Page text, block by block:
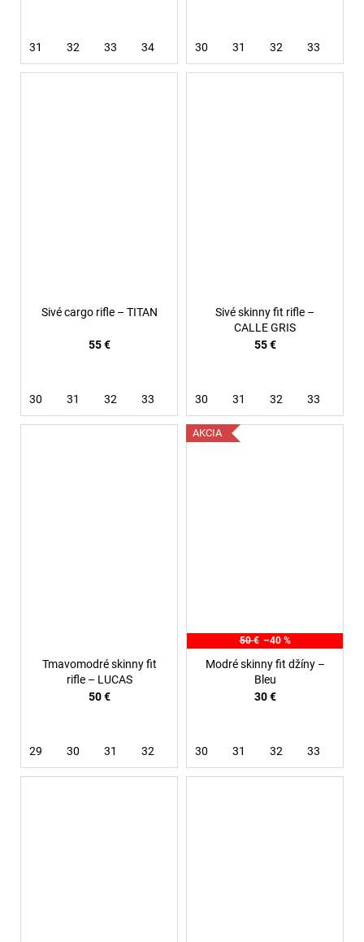
31 32 33 34 30 31 32 33
Sivé cargo rifle – TITAN
55 €
30 31 32 33
Sivé skinny fit rifle –
CALLE GRIS
55 €
30 31 32 33
Tmavomodré skinny fit
rifle – LUCAS
50 €
29 30 31 32
AKCIA
50 € –40 %
Modré skinny fit džíny –
Bleu
30 €
30 31 32 33